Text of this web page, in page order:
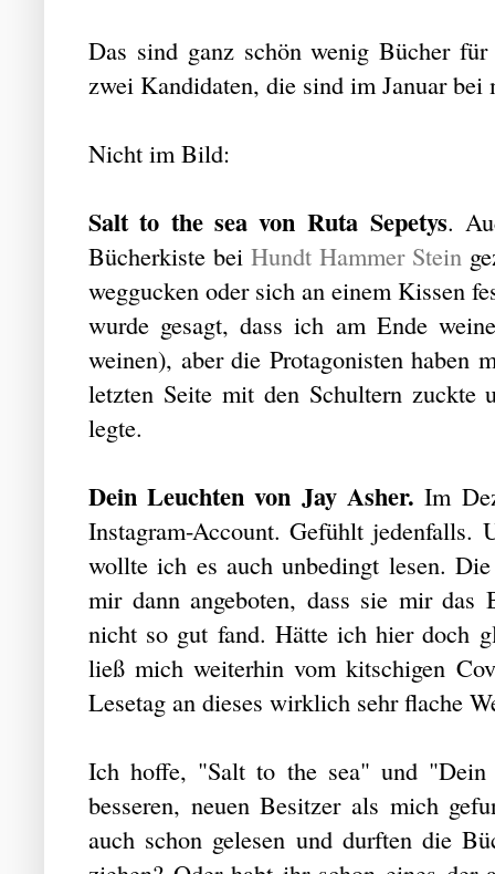
Das sind ganz schön wenig Bücher
zwei Kandidaten, die sind im Januar
Nicht im Bild:
Salt to the sea von Ruta Sepetys.
Bücherkiste bei Hundt Hammer Stein
weggucken oder sich an einem Kissen
wurde gesagt, dass ich am Ende
weinen), aber die Protagonisten haben
letzten Seite mit den Schultern zuckte
legte.
Dein Leuchten von Jay Asher.Im
Instagram-Account. Gefühlt jedenfalls.
wollte ich es auch unbedingt lesen.
mir dann angeboten, dass sie mir das
nicht so gut fand. Hätte ich hier doch
ließ mich weiterhin vom kitschigen
Lesetag an dieses wirklich sehr flache
Ich hoffe, "Salt to the sea" und "Dein
besseren, neuen Besitzer als mich
auch schon gelesen und durften die